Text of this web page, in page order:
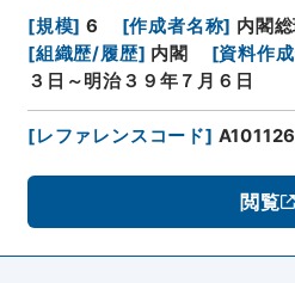
[規模] 6 [作成者名称] 内閣
[組織歴/履歴] 内閣 [資料作
３日～明治３９年７月６日
[レファレンスコード]
閲覧